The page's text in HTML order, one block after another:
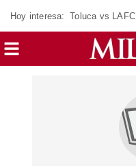
Hoy interesa: Toluca vs LAFC